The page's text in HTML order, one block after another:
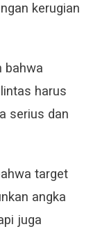
kerugian
bahwa
harus
serius dan
target
angka
juga